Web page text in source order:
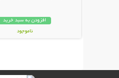
افزودن به سبد خرید
ناموجود